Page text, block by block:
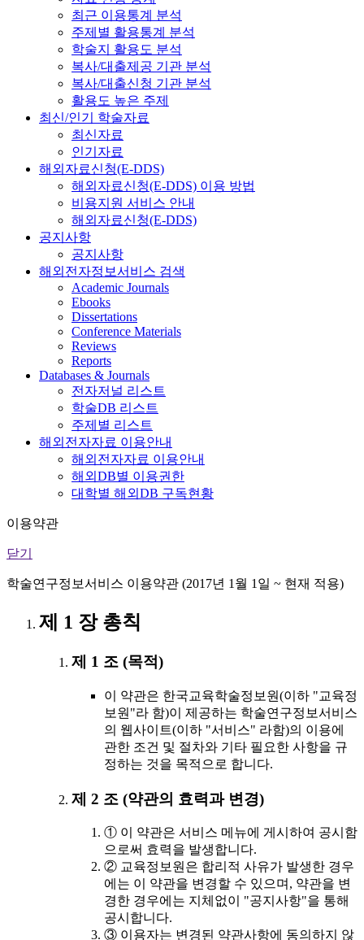
최근 이용통계 분석
주제별 활용통계 분석
학술지 활용도 분석
복사/대출제공 기관 분석
복사/대출신청 기관 분석
활용도 높은 주제
최신/인기 학술자료
최신자료
인기자료
해외자료신청(E-DDS)
해외자료신청(E-DDS) 이용 방법
비용지원 서비스 안내
해외자료신청(E-DDS)
공지사항
공지사항
해외전자정보서비스 검색
Academic Journals
Ebooks
Dissertations
Conference Materials
Reviews
Reports
Databases & Journals
전자저널 리스트
학술DB 리스트
주제별 리스트
해외전자자료 이용안내
해외전자자료 이용안내
해외DB별 이용권한
대학별 해외DB 구독현황
이용약관
닫기
학술연구정보서비스 이용약관 (2017년 1월 1일 ~ 현재 적용)
제 1 장 총칙
제 1 조 (목적)
이 약관은 한국교육학술정보원(이하 "교육정
보원"라 함)이 제공하는 학술연구정보서비스
의 웹사이트(이하 "서비스" 라함)의 이용에
관한 조건 및 절차와 기타 필요한 사항을 규
정하는 것을 목적으로 합니다.
제 2 조 (약관의 효력과 변경)
① 이 약관은 서비스 메뉴에 게시하여 공시함
으로써 효력을 발생합니다.
② 교육정보원은 합리적 사유가 발생한 경우
에는 이 약관을 변경할 수 있으며, 약관을 변
경한 경우에는 지체없이 "공지사항"을 통해
공시합니다.
③ 이용자는 변경된 약관사항에 동의하지 않